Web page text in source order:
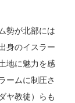
勢が北部には
身のイスラー
地に魅力を感
ームに制圧さ
ヤ教徒）らも